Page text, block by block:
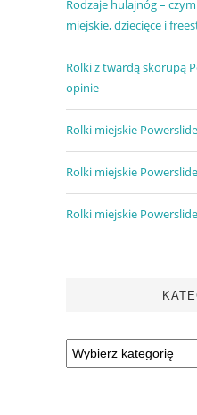
Rodzaje hulajnóg –
miejskie, dziecięce i
Rolki z twardą skorupą
opinie
Rolki miejskie
Rolki miejskie
Rolki miejskie